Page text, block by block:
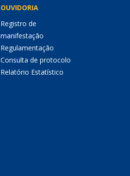
OUVIDORIA
Registro de
manifestação
Regulamentação
Consulta de protocolo
Relatório Estatístico